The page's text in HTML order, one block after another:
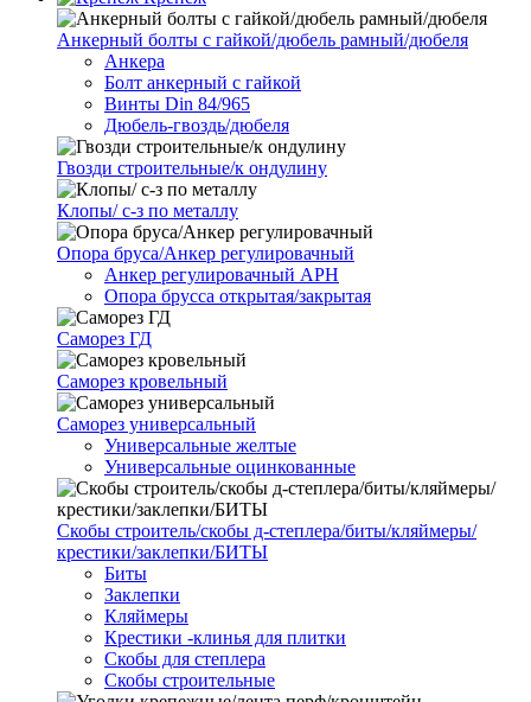
Анкерный болты с гайкой/дюбель рамный/дюбеля
Анкера
Болт анкерный с гайкой
Винты Din 84/965
Дюбель-гвоздь/дюбеля
Гвозди строительные/к ондулину
Клопы/ с-з по металлу
Опора бруса/Анкер регулировачный
Анкер регулировачный АРН
Опора брусса открытая/закрытая
Саморез ГД
Саморез кровельный
Саморез универсальный
Универсальные желтые
Универсальные оцинкованные
Скобы строитель/скобы д-степлера/биты/кляймеры/
крестики/заклепки/БИТЫ
Биты
Заклепки
Кляймеры
Крестики -клинья для плитки
Скобы для степлера
Скобы строительные